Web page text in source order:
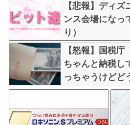
【悲報】ディ
ンス会場にな
り）
【怒報】国税
ちゃんと納税し
っちゃうけど
w w w w w w w